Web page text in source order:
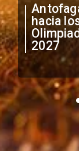
"Falta